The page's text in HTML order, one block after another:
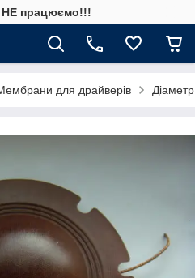
НЕ працюємо!!!
для драйверів